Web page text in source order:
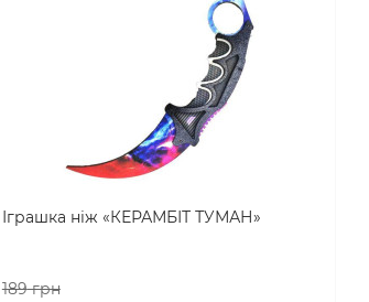
Іграшка ніж «КЕРАМБІТ ТУМАН»
189грн